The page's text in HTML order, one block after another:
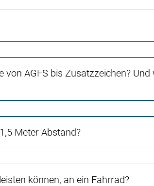
AGFS bis Zusatzzeichen?
Meter Abstand?
können, an ein Fahrrad?